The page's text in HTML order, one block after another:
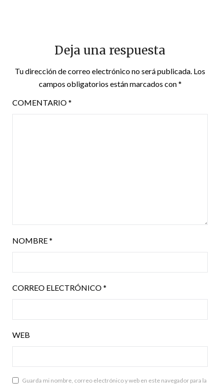
Deja una respuesta
Tu dirección de correo electrónico no será publicada. Los
campos obligatorios están marcados con*
COMENTARIO*
NOMBRE*
CORREO ELECTRÓNICO*
WEB
Guarda mi nombre, correo electrónico y web en este navegador para la